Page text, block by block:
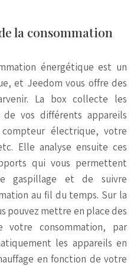
la consommation
énergétique est un
et Jeedom vous offre des
La box collecte les
vos différents appareils
électrique, votre
Elle analyse ensuite ces
qui vous permettent
gaspillage et de suivre
au fil du temps. Sur la
pouvez mettre en place des
votre consommation, par
les appareils en
en fonction de votre